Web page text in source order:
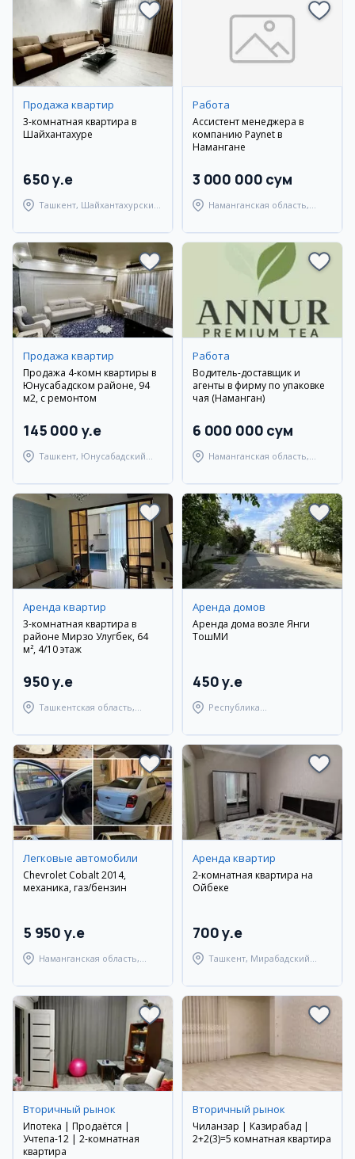
Продажа квартир
3-комнатная квартира в
Шайхантахуре
650 y.e
Ташкент, Шайхантахурский
Работа
Ассистент менеджера в
компанию Paynet в
Намангане
3 000 000 сум
Наманганская область,
Продажа квартир
Продажа 4-комн квартиры в
Юнусабадском районе, 94
м2, с ремонтом
145 000 y.e
Ташкент, Юнусабадский
Работа
Водитель-доставщик и
агенты в фирму по упаковке
чая (Наманган)
6 000 000 сум
Наманганская область,
Аренда квартир
3-комнатная квартира в
районе Мирзо Улугбек, 64
м², 4/10 этаж
950 y.e
Ташкентская область,
Аренда домов
Аренда дома возле Янги
ТошМИ
450 y.e
Республика
Берунийский район
Легковые автомобили
Chevrolet Cobalt 2014,
механика, газ/бензин
5 950 y.e
Наманганская область,
Аренда квартир
2-комнатная квартира на
Ойбеке
700 y.e
Ташкент, Мирабадский
Вторичный рынок
Ипотека | Продаётся |
Учтепа-12 | 2-комнатная
квартира
Вторичный рынок
Чиланзар | Казирабад |
2+2(3)=5 комнатная квартира